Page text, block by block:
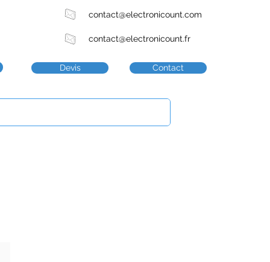
contact@electronicount.com
contact@electronicount.fr
Devis Contact